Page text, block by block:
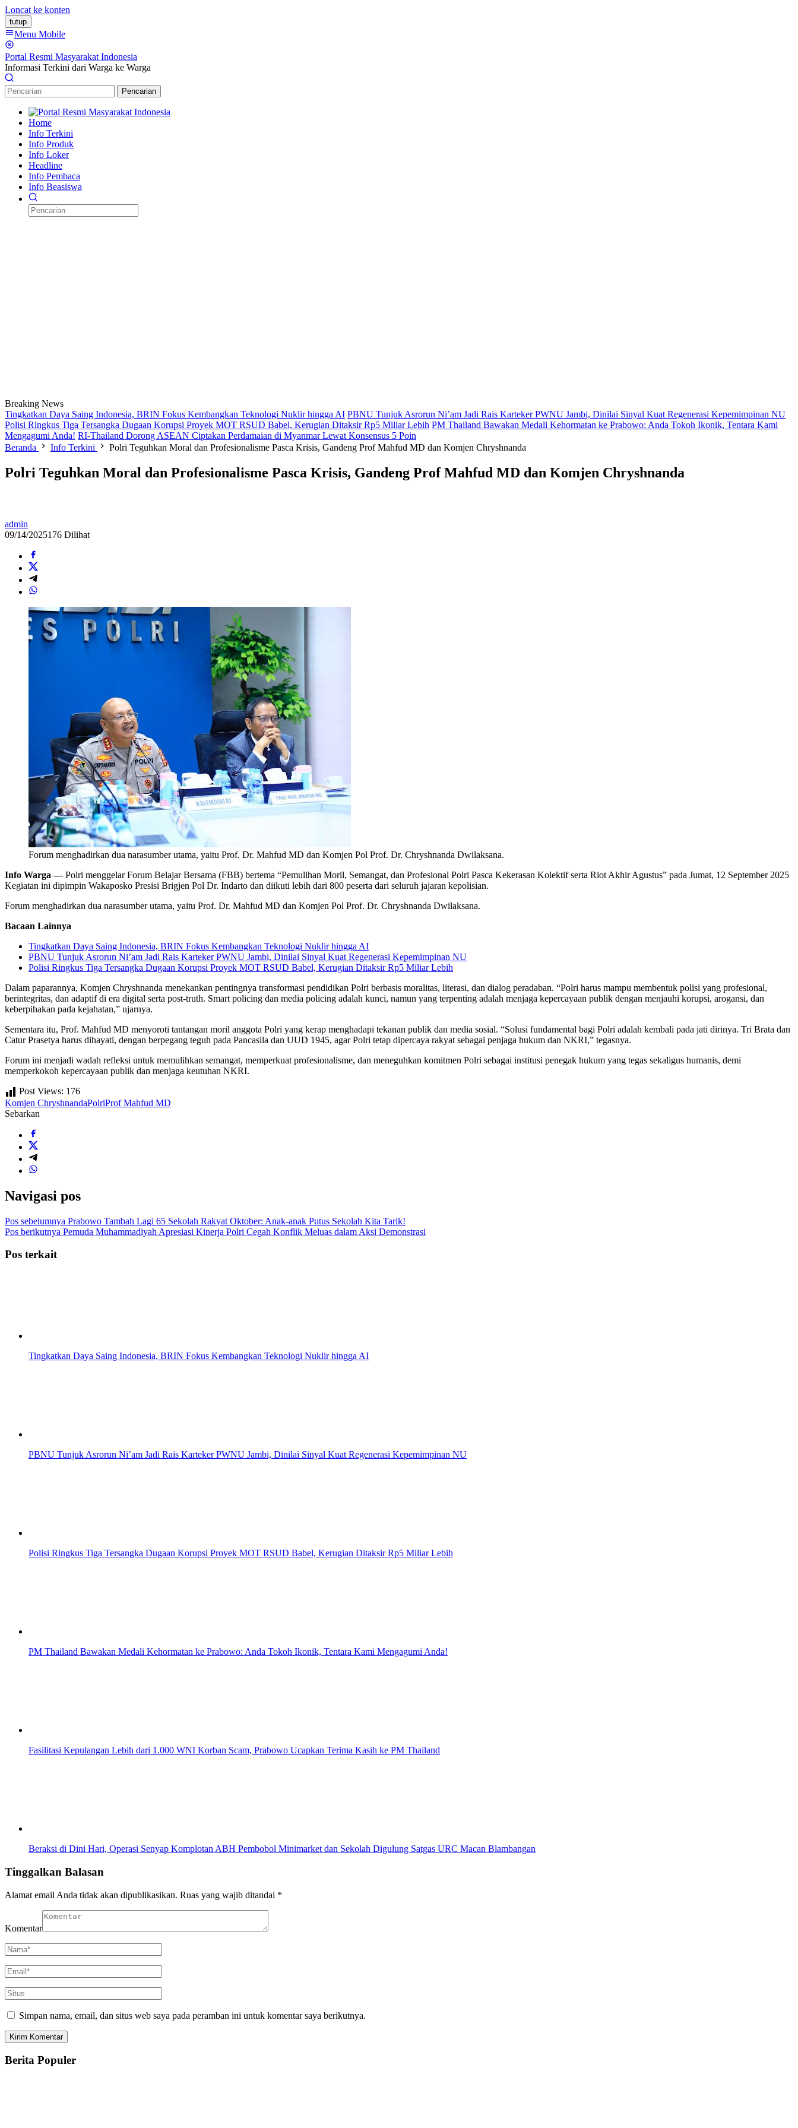
Loncat ke konten
tutup
Menu Mobile
Portal Resmi Masyarakat Indonesia
Informasi Terkini dari Warga ke Warga
Pencarian
Home
Info Terkini
Info Produk
Info Loker
Headline
Info Pembaca
Info Beasiswa
Breaking News
Tingkatkan Daya Saing Indonesia, BRIN Fokus Kembangkan Teknologi Nuklir hingga AI PBNU Tunjuk Asrorun Ni’am Jadi Rais Karteker PWNU Jambi, Dinilai Sinyal Kuat Regenerasi Kepemimpinan NU
Polisi Ringkus Tiga Tersangka Dugaan Korupsi Proyek MOT RSUD Babel, Kerugian Ditaksir Rp5 Miliar Lebih PM Thailand Bawakan Medali Kehormatan ke Prabowo: Anda Tokoh Ikonik, Tentara Kami
Mengagumi Anda! RI-Thailand Dorong ASEAN Ciptakan Perdamaian di Myanmar Lewat Konsensus 5 Poin
Beranda
Info Terkini Polri Teguhkan Moral dan Profesionalisme Pasca Krisis, Gandeng Prof Mahfud MD dan Komjen Chryshnanda
Polri Teguhkan Moral dan Profesionalisme Pasca Krisis, Gandeng Prof Mahfud MD dan Komjen Chryshnanda
admin
09/14/2025176 Dilihat
Forum menghadirkan dua narasumber utama, yaitu Prof. Dr. Mahfud MD dan Komjen Pol Prof. Dr. Chryshnanda Dwilaksana.
Info Warga —Polri menggelar Forum Belajar Bersama (FBB) bertema “Pemulihan Moril, Semangat, dan Profesional Polri Pasca Kekerasan Kolektif serta Riot Akhir Agustus” pada Jumat, 12 September 2025
Kegiatan ini dipimpin Wakaposko Presisi Brigjen Pol Dr. Indarto dan diikuti lebih dari 800 peserta dari seluruh jajaran kepolisian.
Forum menghadirkan dua narasumber utama, yaitu Prof. Dr. Mahfud MD dan Komjen Pol Prof. Dr. Chryshnanda Dwilaksana.
Bacaan Lainnya
Tingkatkan Daya Saing Indonesia, BRIN Fokus Kembangkan Teknologi Nuklir hingga AI
PBNU Tunjuk Asrorun Ni’am Jadi Rais Karteker PWNU Jambi, Dinilai Sinyal Kuat Regenerasi Kepemimpinan NU
Polisi Ringkus Tiga Tersangka Dugaan Korupsi Proyek MOT RSUD Babel, Kerugian Ditaksir Rp5 Miliar Lebih
Dalam paparannya, Komjen Chryshnanda menekankan pentingnya transformasi pendidikan Polri berbasis moralitas, literasi, dan dialog peradaban. “Polri harus mampu membentuk polisi yang profesional,
berintegritas, dan adaptif di era digital serta post-truth. Smart policing dan media policing adalah kunci, namun yang terpenting adalah menjaga kepercayaan publik dengan menjauhi korupsi, arogansi, dan
keberpihakan pada kejahatan,” ujarnya.
Sementara itu, Prof. Mahfud MD menyoroti tantangan moril anggota Polri yang kerap menghadapi tekanan publik dan media sosial. “Solusi fundamental bagi Polri adalah kembali pada jati dirinya. Tri Brata dan
Catur Prasetya harus dihayati, dengan berpegang teguh pada Pancasila dan UUD 1945, agar Polri tetap dipercaya rakyat sebagai penjaga hukum dan NKRI,” tegasnya.
Forum ini menjadi wadah refleksi untuk memulihkan semangat, memperkuat profesionalisme, dan meneguhkan komitmen Polri sebagai institusi penegak hukum yang tegas sekaligus humanis, demi
memperkokoh kepercayaan publik dan menjaga keutuhan NKRI.
Post Views: 176
Komjen ChryshnandaPolriProf Mahfud MD
Sebarkan
Navigasi pos
Pos sebelumnya Prabowo Tambah Lagi 65 Sekolah Rakyat Oktober: Anak-anak Putus Sekolah Kita Tarik!
Pos berikutnya Pemuda Muhammadiyah Apresiasi Kinerja Polri Cegah Konflik Meluas dalam Aksi Demonstrasi
Pos terkait
Tingkatkan Daya Saing Indonesia, BRIN Fokus Kembangkan Teknologi Nuklir hingga AI
PBNU Tunjuk Asrorun Ni’am Jadi Rais Karteker PWNU Jambi, Dinilai Sinyal Kuat Regenerasi Kepemimpinan NU
Polisi Ringkus Tiga Tersangka Dugaan Korupsi Proyek MOT RSUD Babel, Kerugian Ditaksir Rp5 Miliar Lebih
PM Thailand Bawakan Medali Kehormatan ke Prabowo: Anda Tokoh Ikonik, Tentara Kami Mengagumi Anda!
Fasilitasi Kepulangan Lebih dari 1.000 WNI Korban Scam, Prabowo Ucapkan Terima Kasih ke PM Thailand
Beraksi di Dini Hari, Operasi Senyap Komplotan ABH Pembobol Minimarket dan Sekolah Digulung Satgas URC Macan Blambangan
Tinggalkan Balasan
Alamat email Anda tidak akan dipublikasikan. Ruas yang wajib ditandai *
Komentar
Simpan nama, email, dan situs web saya pada peramban ini untuk komentar saya berikutnya.
Berita Populer